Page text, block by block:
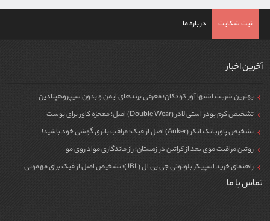
ثبت شکایت درباره ما
آخرین اخبار
بهترین شربت اشتها آور کودکان؛ معرفی برندهای ایمن و بدون سیپروهپتادین
تشخیص کرم پودر استی لادر (Double Wear) اصل؛ معجزه کاور برای پوست
تشخیص پاوربانک انکر (Anker) اصل از فیک؛ مراقب باتری گوشی خود باشید!
روتین مراقبت موی بعد از کراتین در زمستان؛ راز ماندگاری مواد روی مو
راهنمای خرید اسپیکر بلوتوثی جی بی ال (JBL)؛ تشخیص اصل از فیک برای مهمونی
تماس با ما